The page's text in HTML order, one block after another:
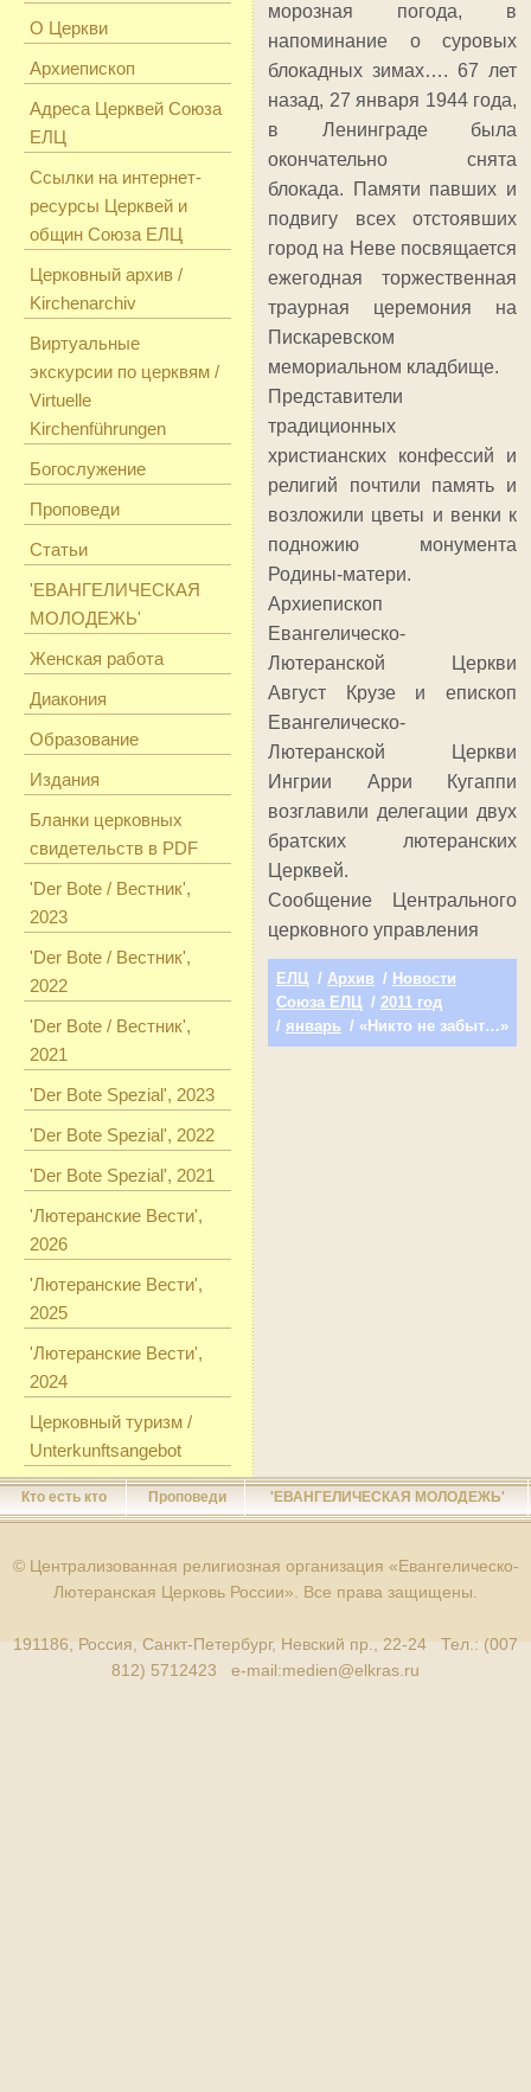
О Церкви
Архиепископ
Адреса Церквей Союза
ЕЛЦ
Ссылки на интернет-
ресурсы Церквей и
общин Союза ЕЛЦ
Церковный архив /
Kirchenarchiv
Виртуальные
экскурсии по церквям /
Virtuelle
Kirchenführungen
Богослужение
Проповеди
Статьи
'ЕВАНГЕЛИЧЕСКАЯ
МОЛОДЕЖЬ'
Женская работа
Диакония
Образование
Издания
Бланки церковных
свидетельств в PDF
'Der Bote / Вестник',
2023
'Der Bote / Вестник',
2022
'Der Bote / Вестник',
2021
'Der Bote Spezial', 2023
'Der Bote Spezial', 2022
'Der Bote Spezial', 2021
'Лютеранские Вести',
2026
'Лютеранские Вести',
2025
'Лютеранские Вести',
2024
Церковный туризм /
Unterkunftsangebot
морозная погода, в
напоминание о суровых
блокадных зимах…. 67 лет
назад, 27 января 1944 года,
в Ленинграде была
окончательно снята
блокада. Памяти павших и
подвигу всех отстоявших
город на Неве посвящается
ежегодная торжественная
траурная церемония на
Пискаревском
мемориальном кладбище.
Представители
традиционных
христианских конфессий и
религий почтили память и
возложили цветы и венки к
подножию монумента
Родины-матери.
Архиепископ
Евангелическо-
Лютеранской Церкви
Август Крузе и епископ
Евангелическо-
Лютеранской Церкви
Ингрии Арри Кугаппи
возглавили делегации двух
братских лютеранских
Церквей.
Сообщение Центрального
церковного управления
ЕЛЦ / Архив / Новости
Союза ЕЛЦ / 2011 год
/ январь / «Никто не забыт…»
Кто есть кто Проповеди 'ЕВАНГЕЛИЧЕСКАЯ МОЛОДЕЖЬ'
© Централизованная религиозная организация «Евангелическо-
Лютеранская Церковь России». Все права защищены.
191186, Россия, Санкт-Петербург, Невский пр., 22-24 Тел.: (007
812) 5712423 e-mail:medien@elkras.ru